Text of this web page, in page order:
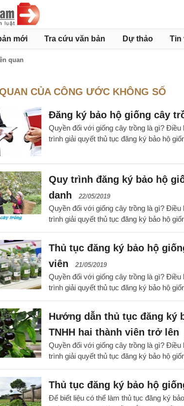
mới Tra cứu văn bản Dự thảo Tin
quan
CỦA CÔNG ƯỚC KHÔNG SỐ
Đăng ký bảo hộ giống cây
Quyền đối với giống cây trồng là gì?
trình giải quyết thủ tục đăng ký bảo hộ
Quy trình đăng ký bảo hộ
danh
22/05/2019
Quyền đối với giống cây trồng là gì?
trình giải quyết thủ tục đăng ký bảo hộ
Thủ tục đăng ký bảo hộ
viên
21/05/2019
Quyền đối với giống cây trồng là gì?
trình giải quyết thủ tục đăng ký bảo hộ
Hướng dẫn thủ tục đăng ký
TNHH hai thành viên trở lên
Quyền đối với giống cây trồng là gì?
trình giải quyết thủ tục đăng ký bảo hộ
Thủ tục đăng ký bảo hộ
Để biết liệu có thể làm thủ tục đăng ký